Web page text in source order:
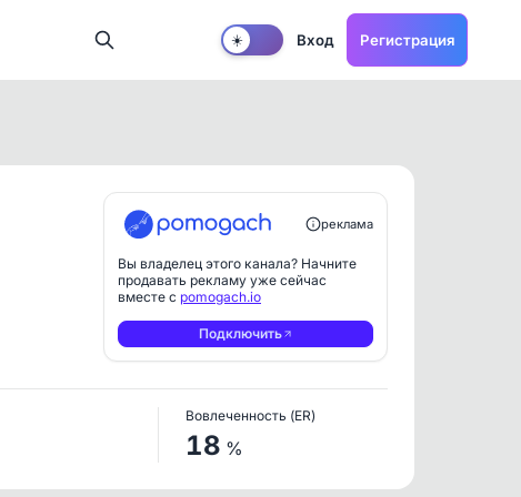
☀️ Вход Регистрация
реклама
Вы владелец этого канала? Начните
продавать рекламу уже сейчас
вместе с pomogach.io
Подключить
Вовлеченность (ER)
18 %